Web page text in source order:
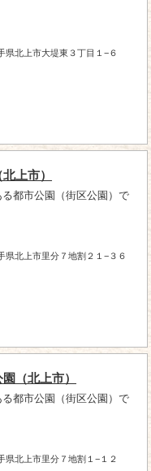
県北上市大堤東３丁目１−６
上市）
都市公園（街区公園）で
県北上市里分７地割２１−３６
（北上市）
都市公園（街区公園）で
県北上市里分７地割１−１２